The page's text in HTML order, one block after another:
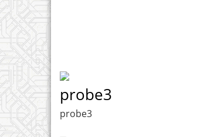
probe3
probe3